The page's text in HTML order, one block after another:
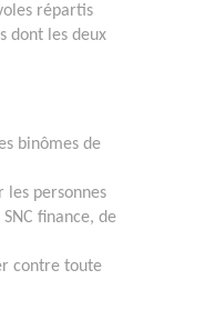
répartis
dont les deux
binômes de
les personnes
finance, de
contre toute